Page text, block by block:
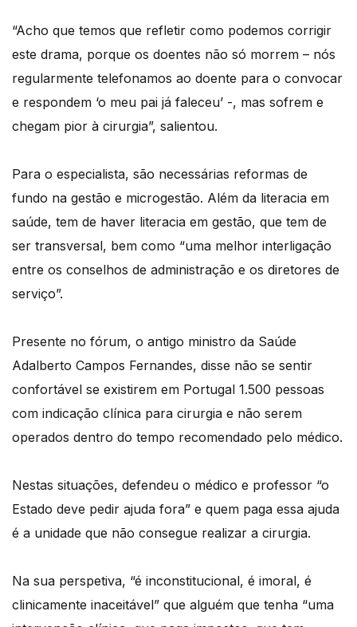
“Acho que temos que refletir como podemos corrigir
este drama, porque os doentes não só morrem – nós
regularmente telefonamos ao doente para o convocar
e respondem ‘o meu pai já faleceu’ -, mas sofrem e
chegam pior à cirurgia”, salientou.
Para o especialista, são necessárias reformas de
fundo na gestão e microgestão. Além da literacia em
saúde, tem de haver literacia em gestão, que tem de
ser transversal, bem como “uma melhor interligação
entre os conselhos de administração e os diretores de
serviço”.
Presente no fórum, o antigo ministro da Saúde
Adalberto Campos Fernandes, disse não se sentir
confortável se existirem em Portugal 1.500 pessoas
com indicação clínica para cirurgia e não serem
operados dentro do tempo recomendado pelo médico.
Nestas situações, defendeu o médico e professor “o
Estado deve pedir ajuda fora” e quem paga essa ajuda
é a unidade que não consegue realizar a cirurgia.
Na sua perspetiva, “é inconstitucional, é imoral, é
clinicamente inaceitável” que alguém que tenha “uma